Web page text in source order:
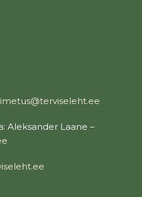
Aleksander Laane –